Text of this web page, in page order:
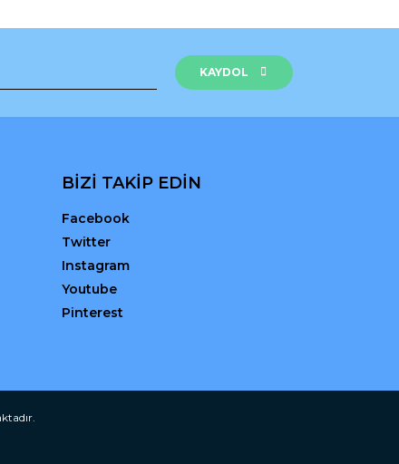
KAYDOL
BİZİ TAKİP EDİN
Facebook
Twitter
Instagram
Youtube
Pinterest